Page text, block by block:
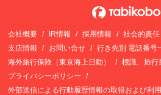
会社概要 IR情報 採用情報 社会的責任
支店情報
お問い合せ
行き先別 電話番号
海外旅行保険（東京海上日動）
標識、旅行
プライバシーポリシー
外部送信による行動履歴情報の取得および利